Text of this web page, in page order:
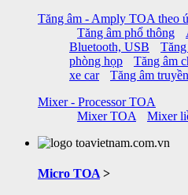
Tăng âm - Amply TOA theo
Tăng âm phổ thông
Bluetooth, USB
phòng họp
Tăng âm
xe car
Tăng âm
Mixer - Processor TOA
Mixer TOA
Mixer
Micro TOA >